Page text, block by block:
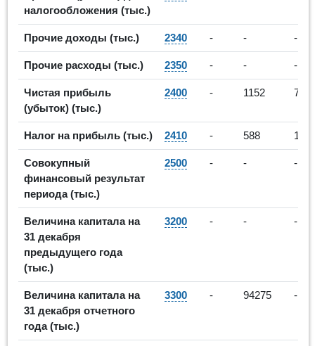
налогообложения (тыс.)
Прочие доходы (тыс.) 2340 - - -
Прочие расходы (тыс.) 2350 - - -
Чистая прибыль
(убыток) (тыс.)
2400 - 1152
Налог на прибыль (тыс.) 2410 - 588
Совокупный
финансовый результат
периода (тыс.)
2500 - - -
Величина капитала на
31 декабря
предыдущего года
(тыс.)
3200 - - -
Величина капитала на
31 декабря отчетного
года (тыс.)
3300 - 94275 -